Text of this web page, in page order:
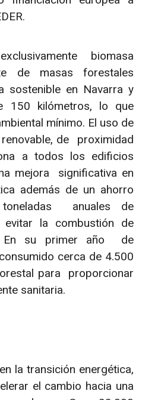
biomasa
de masas forestales
sostenible en Navarra y
150 kilómetros, lo que
mínimo. El uso de
de proximidad
a todos los edificios
mejora significativa en
además de un ahorro
anuales de
evitar la combustión de
En su primer año de
cerca de 4.500
para proporcionar
sanitaria.
la transición energética,
el cambio hacia una